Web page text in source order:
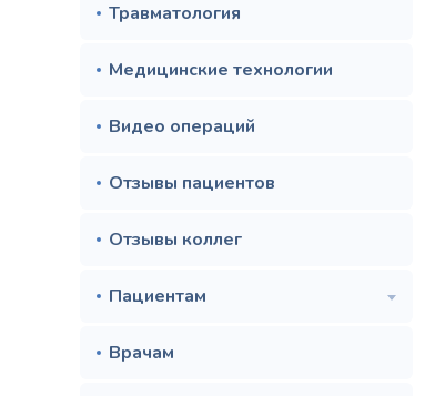
Травматология
Медицинские технологии
Видео операций
Отзывы пациентов
Отзывы коллег
Пациентам
Врачам